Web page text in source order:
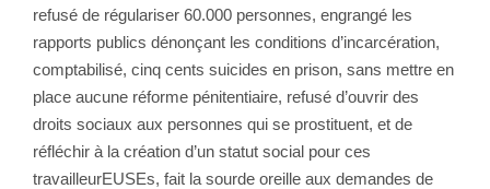
refusé de régulariser 60.000 personnes, engrangé les
rapports publics dénonçant les conditions d’incarcération,
comptabilisé, cinq cents suicides en prison, sans mettre en
place aucune réforme pénitentiaire, refusé d’ouvrir des
droits sociaux aux personnes qui se prostituent, et de
réfléchir à la création d’un statut social pour ces
travailleurEUSEs, fait la sourde oreille aux demandes de